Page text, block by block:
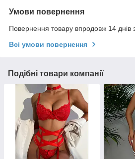
Умови повернення
Повернення товару впродовж 14 днів
Всі умови повернення
Подібні товари компанії